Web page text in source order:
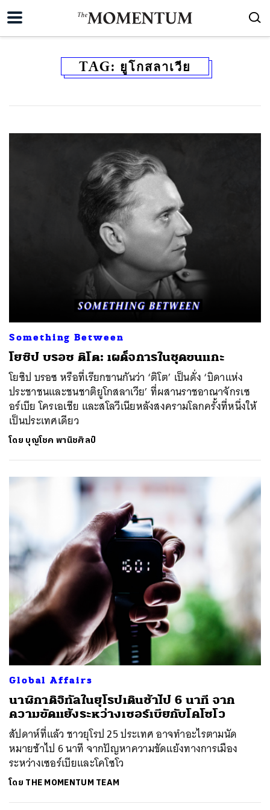
TAG: ยูโกสลาเวีย
Something Between
โยซิป บรอซ ติโต: เผด็จการในชุดขนแกะ
โยซิป บรอซ หรือที่เรียกขานกันว่า ‘ติโต’ เป็นดั่ง ‘บิดาแห่ง
ประชาชนและชนชาติยูโกสลาเวีย’ ที่ผสานราชอาณาจักรเซ
อร์เบีย โครเอเชีย และสโลวีเนียหลังสงครามโลกครั้งที่หนึ่งให้
เป็นประเทศเดียว
โดย บุญโชค พานิชศิลป์
Global Affairs
นาฬิกาดิจิทัลในยุโรปเดินช้าไป 6 นาที จาก
ความขัดแย้งระหว่างเซอร์เบียกับโคโซโว
สัปดาห์ที่แล้ว ชาวยุโรป 25 ประเทศ อาจทำอะไรตามนัด
หมายช้าไป 6 นาที จากปัญหาความขัดแย้งทางการเมือง
ระหว่างเซอร์เบียและโคโซโว
โดย THE MOMENTUM TEAM
SHARE TWEET LINE EMAIL